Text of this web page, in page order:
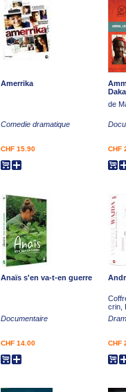
Amerrika
Comedie dramatique
CHF 15.90
de
CHF
Anaïs s'en va-t-en guerre
Documentaire
CHF 14.00
crin,
CHF